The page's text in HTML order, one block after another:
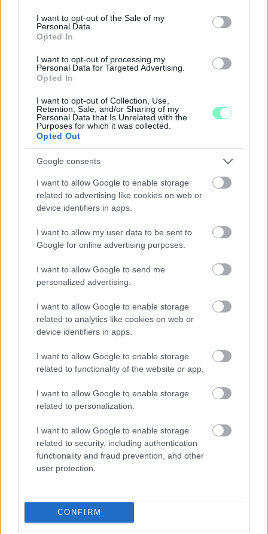
consent section.
I want to opt-out of the Sale of my
Personal Data.
Opted In
I want to opt-out of processing my
Personal Data for Targeted Advertising.
Opted In
I want to opt-out of Collection, Use,
Retention, Sale, and/or Sharing of my
Personal Data that Is Unrelated with the
Purposes for which it was collected.
Opted Out
Google consents
I want to allow Google to enable storage
related to advertising like cookies on web or
device identifiers in apps.
I want to allow my user data to be sent to
Google for online advertising purposes.
I want to allow Google to send me
personalized advertising.
I want to allow Google to enable storage
related to analytics like cookies on web or
device identifiers in apps.
I want to allow Google to enable storage
related to functionality of the website or app.
I want to allow Google to enable storage
related to personalization.
I want to allow Google to enable storage
related to security, including authentication
functionality and fraud prevention, and other
user protection.
CONFIRM
A BAROKK ÖSSZES ÁRNYALATA ÉS MÉG EGY SOR
KIVÁLÓ PROGRAM VÁR MINDENKIT EZEN A HÉTVÉGÉN
GYŐRBEN
Középpontban a hagyományőrzés, de lesz Pogány Induló és
Majka koncert, jóga szeánsz, “borhajózás” és egy csomó minden
ENERGIATAKARÉKOSSÁG: KORÁBBAN KEZDŐDIK
A GYŐRI AUDI ETO KC PÉNTEKI FELKÉSZÜLÉSI
MÉRKŐZÉSE
Az energiaellátás tehermentesítése érdekében másfél órával